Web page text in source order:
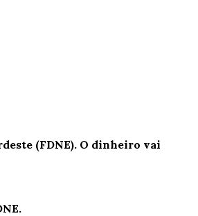
(FDNE). O dinheiro vai